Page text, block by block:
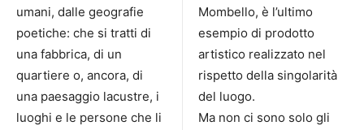
umani, dalle geografie
poetiche: che si tratti di
una fabbrica, di un
quartiere o, ancora, di
una paesaggio lacustre, i
luoghi e le persone che li
Mombello, è l’ultimo
esempio di prodotto
artistico realizzato nel
rispetto della singolarità
del luogo.
Ma non ci sono solo gli